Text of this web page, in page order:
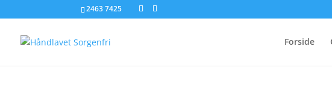
2463 7425
Forside